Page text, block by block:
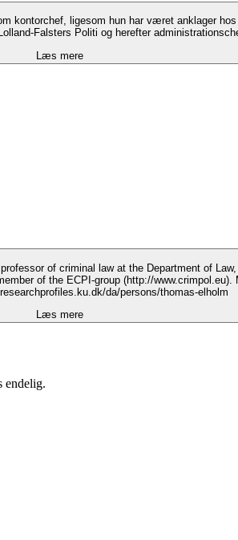
kontorchef, ligesom hun har været anklager
Falsters Politi og herefter
Læs mere
of the ECPI-group (http://
https://researchprofiles.ku.dk/da/persons/thomas-elholm
Læs mere
endelig.